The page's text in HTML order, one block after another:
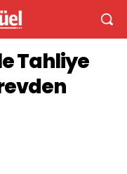
Tahliye